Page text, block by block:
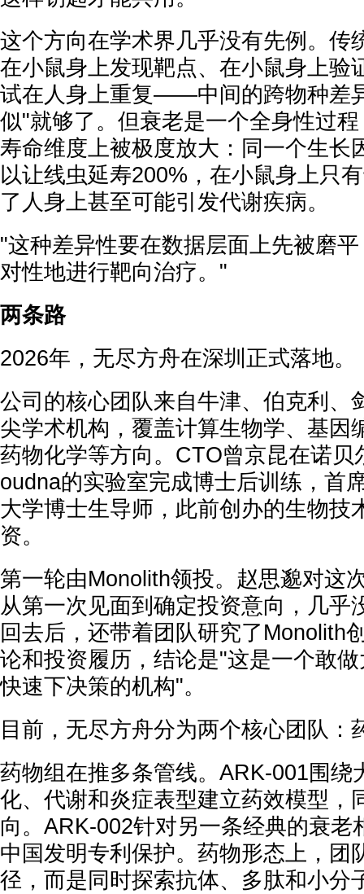
这个方向在学术界几乎没有先例。传
在小鼠身上发现靶点、在小鼠身上验
试在人身上重复——中间的跨物种差
似"就够了。但衰老是一个全身性过
寿命维度上被极度放大：同一个生长
以让线虫延寿200%，在小鼠身上只
了人身上甚至可能引发代谢疾病。
"这种差异性要在数据层面上先被磨
对性地进行靶向治疗。"
两条路
2026年，无尽方舟在深圳正式落地。
公司的核心团队来自牛津、伯克利、
尖学术机构，覆盖计算生物学、基因
药物化学等方向。CTO曾京昆在诺贝
oudna的实验室完成博士后训练，首
大学博士生导师，此前创办的生物技
资。
第一轮由Monolith领投。赵思邈对
从第一次见面到确定投资意向，几乎
回去后，还带着团队研究了Monolith
论和投资履历，结论是"这是一个敢
快速下决策的机构"。
目前，无尽方舟分为两个核心团队：
药物组在推多条管线。ARK-001围绕
化、代谢和炎症表型建立药效模型，
向。ARK-002针对另一条经典的衰老
中国发明专利保护。药物形态上，团
径，而是同时探索抗体、多肽和小